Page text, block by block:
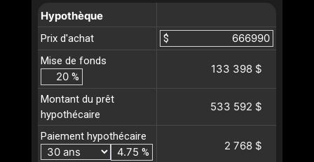
Hypothèque
Prix d'achat
$
Mise de fonds
%
133 398 $
Montant du prêt
hypothécaire
533 592 $
Paiement hypothécaire
%
2 768 $